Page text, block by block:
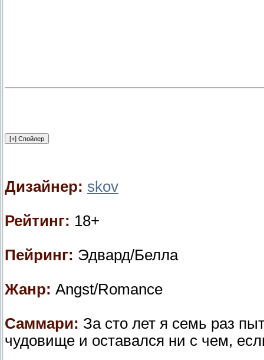
Дизайнер: skov
Рейтинг: 18+
Пейринг: Эдвард/Белла
Жанр: Angst/Romance
Саммари: За сто лет я семь раз
чудовище и оставался ни с чем,